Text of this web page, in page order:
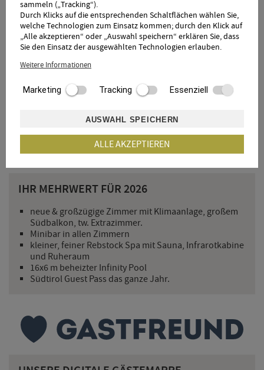
7 Tage urlauben mit der Verwöhn-Halbpension
und ...
IHR MEHRWERT FÜR 2026
neue & großzügige Zimmer mit Klimaanlage, großem
Südbalkon, tw. Extrazimmer.
Minibar in allen Zimmern
kleiner, feiner Rebstock Spa mit Sauna, Infrarotkabine
und Ruheraum
16x6 m beheizter Infinity Pool
Südtirol Guest Pass das ganze Jahr.
sammeln („Tracking“).
Durch Klicks auf die entsprechenden Schaltflächen wählen Sie,
welche Technologien zum Einsatz kommen; durch den Klick auf
„Alle akzeptieren“ oder „Auswahl speichern“ erklären Sie, dass
Sie den Einsatz der ausgewählten Technologien erlauben.
Weitere Informationen
Marketing Tracking Essenziell
AUSWAHL SPEICHERN
ALLE AKZEPTIEREN